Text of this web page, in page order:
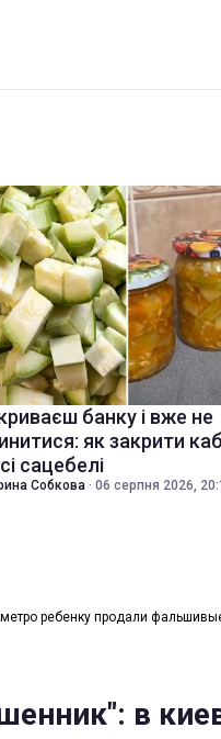
банку і вже не
як закрити
сацебелі
Собкова · 06 серпня 2026,
ребенку продали
в